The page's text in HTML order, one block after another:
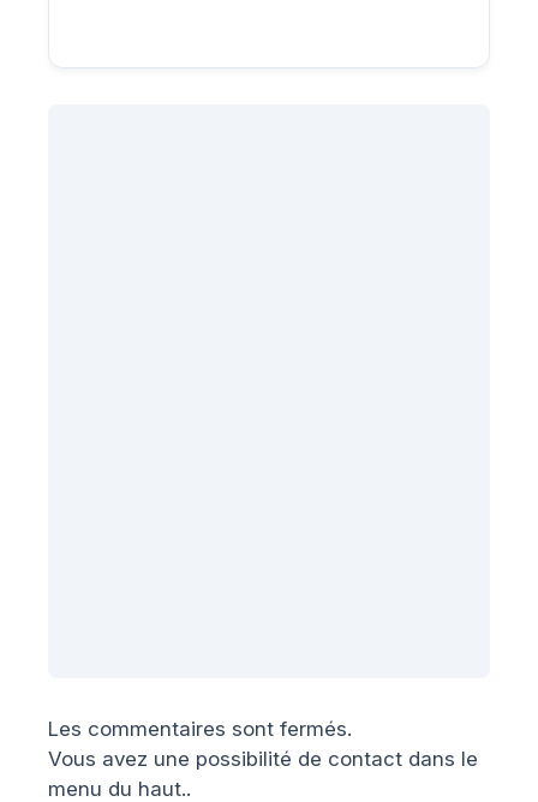
Les commentaires sont fermés.
Vous avez une possibilité de contact dans le
menu du haut..